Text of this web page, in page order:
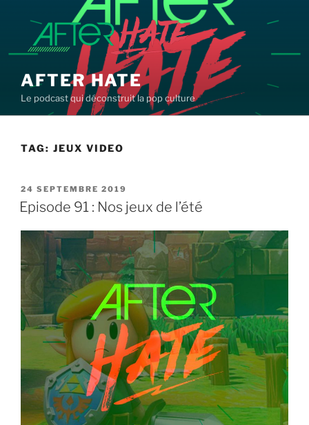
contenu
principal
AFTER HATE
Le podcast qui déconstruit la pop culture
TAG: JEUX VIDEO
PUBLIÉ
LE
24 SEPTEMBRE 2019
Episode 91 : Nos jeux de l’été